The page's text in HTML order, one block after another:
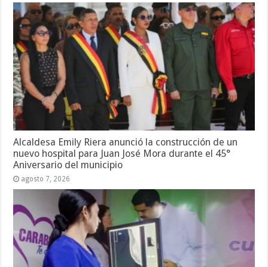
Alcaldesa Emily Riera anunció la construcción de un
nuevo hospital para Juan José Mora durante el 45°
Aniversario del municipio
agosto 7, 2026